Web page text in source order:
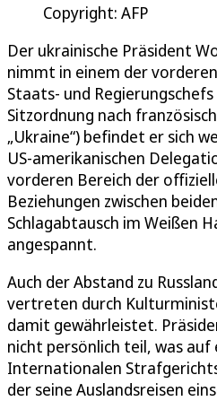
Copyright: AFP
Der ukrainische Präsident
nimmt in einem der
Staats- und
Sitzordnung nach
„Ukraine“) befindet er sich
US-amerikanischen
vorderen Bereich der
Beziehungen zwischen
Schlagabtausch im Weißen
angespannt.
Auch der Abstand zu
vertreten durch
damit gewährleistet.
nicht persönlich teil, was
Internationalen
der seine Auslandsreisen